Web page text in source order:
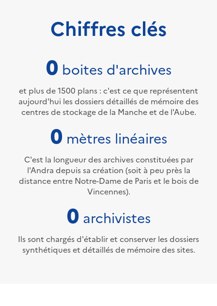
Chiffres clés
0boites d'archives
et plus de 1500 plans : c'est ce que représentent
aujourd'hui les dossiers détaillés de mémoire des
centres de stockage de la Manche et de l'Aube.
0mètres linéaires
C'est la longueur des archives constituées par
l'Andra depuis sa création (soit à peu près la
distance entre Notre-Dame de Paris et le bois de
Vincennes).
0archivistes
Ils sont chargés d'établir et conserver les dossiers
synthétiques et détaillés de mémoire des sites.